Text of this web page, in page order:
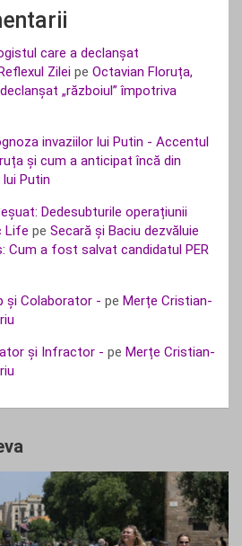
care a declanșat
Zilei pe Octavian Floruța,
„războiul” împotriva
invaziilor lui Putin - Accentul
și cum a anticipat încă din
Putin
Dedesubturile operațiunii
Life pe Secară și Baciu dezvăluie
Cum a fost salvat candidatul PER
și Colaborator - pe Merțe Cristian-
și Infractor - pe Merțe Cristian-